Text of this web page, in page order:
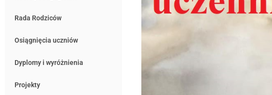
Rada Rodziców
Osiągnięcia uczniów
Dyplomy i wyróżnienia
Projekty